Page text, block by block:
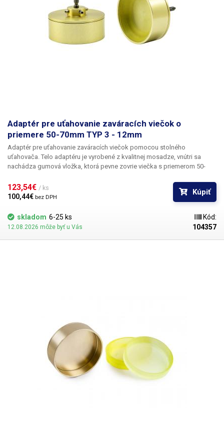
Adaptér pre uťahovanie zaváracích viečok o
priemere 50-70mm TYP 3 - 12mm
Adaptér pre uťahovanie zaváracích viečok pomocou stolného
uťahovača. Telo adaptéru je vyrobené z kvalitnej mosadze, vnútri sa
nachádza gumová vložka, ktorá pevne zovrie viečka s priemerom 50-
fliaš symbol: OMNIA 0.3 l. Adaptér je dodávaný vrátane gumovej vložky.
Model s 12 mm otvorom sa nedodáva s bitom, pretože nie je určený pre
ručné uťahovačky, ale výlučne pre automatickú uzávierku 103707, ktorá
má 12 mm stopku. Náhradnú gumovú vložku 50-70 do adaptéra môžete
zakúpiťTU.
Nižšie v tabuľke nájdete odkazy na jednotlivé typy
adaptérov a gumových / silikónových vložiek rozdelených podľa typu
adaptéra a veľkosti..tg {border-collapse:collapse;border-spacing:0;} .tg
color:inherit;color:#343434;text-align:center;vertical-align:top} .tg .tg-
7btt{border-color:inherit;font-weight:bold;text-align:center;vertical-
30mm 30-40mm / 40-50mm 50-70mm 70-80 / 80-90mm 90-110mm
123,54€ / ks
100,44€ bez DPH
Kúpiť
skladom 6-25 ks
12.08.2026 môže byť u Vás
Kód:
104357